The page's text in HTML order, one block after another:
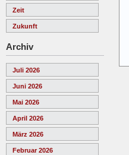
Zeit
Zukunft
Archiv
Juli 2026
Juni 2026
Mai 2026
April 2026
März 2026
Februar 2026